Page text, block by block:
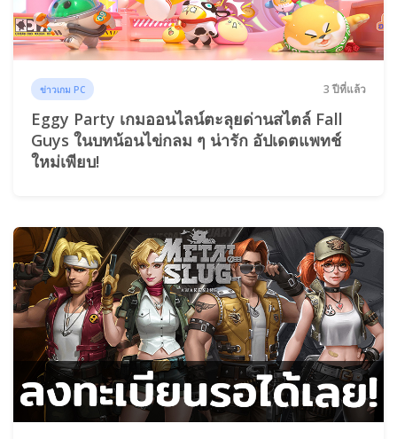
ข่าวเกม PC 3 ปีที่แล้ว
Eggy Party เกมออนไลน์ตะลุยด่านสไตล์ Fall
Guys ในบทน้อนไข่กลม ๆ น่ารัก อัปเดตแพทช์
ใหม่เพียบ!